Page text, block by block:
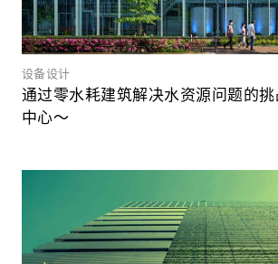
设备设计
通过零水耗建筑解决水资源问题的
中心～